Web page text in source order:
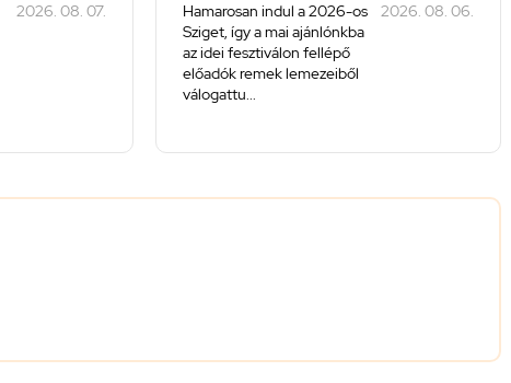
2026. 08. 07.
Hamarosan indul a 2026-os
Sziget, így a mai ajánlónkba
az idei fesztiválon fellépő
előadók remek lemezeiből
válogattu...
2026. 08. 06.